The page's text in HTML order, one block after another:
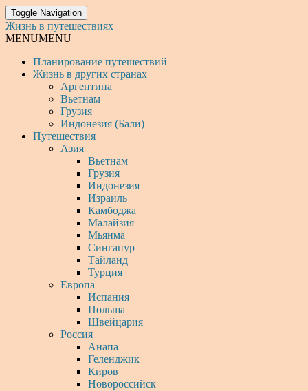
Toggle Navigation
Жизнь в путешествиях
MENUMENU
Планирование путешествий
Жизнь в других странах
Аргентина
Вьетнам
Грузия
Индонезия (Бали)
Путешествия
Азия
Вьетнам
Грузия
Индонезия
Израиль
Камбоджа
Малайзия
Мьянма
Сингапур
Тайланд
Турция
Европа
Испания
Польша
Швейцария
Россия
Анапа
Геленджик
Киров
Новороссийск